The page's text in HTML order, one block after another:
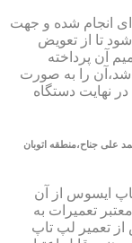
انجام شده و جهت
تا از تعویض
آن پرداخته
را به صورت
نهایت دستگاه
علی جناح،منطقه اتوبان
ایسوس از آن
تعمیرات به
تعمیر لپ تاپ